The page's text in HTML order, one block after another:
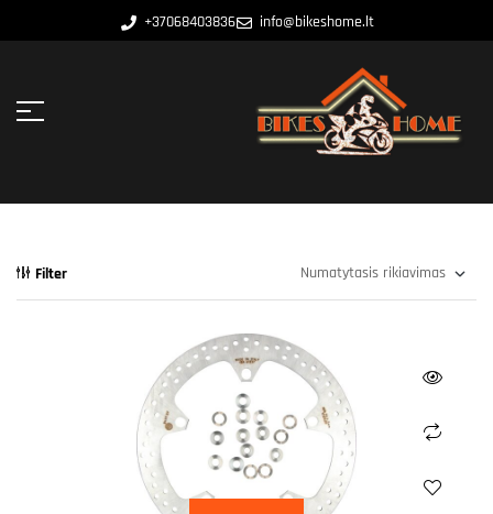
+37068403836 info@bikeshome.lt
Filter